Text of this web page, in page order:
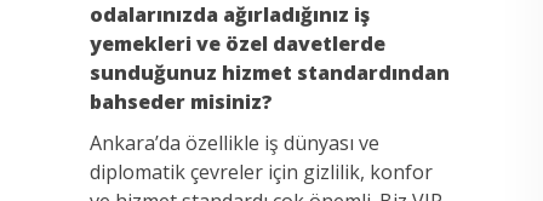
odalarınızda ağırladığınız iş
yemekleri ve özel davetlerde
sunduğunuz hizmet standardından
bahseder misiniz?
Ankara’da özellikle iş dünyası ve
diplomatik çevreler için gizlilik, konfor